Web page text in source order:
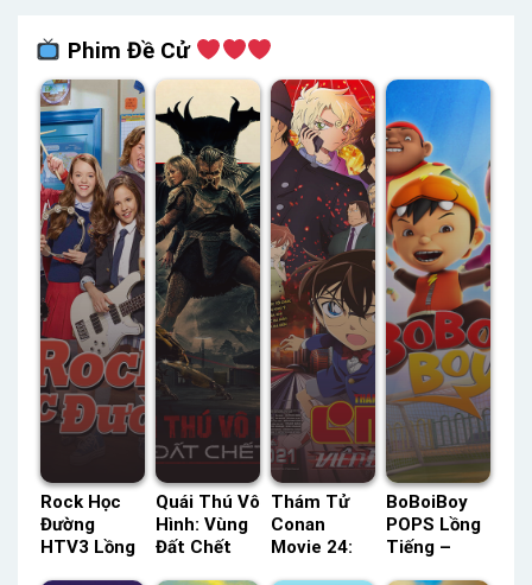
Phim Đề Cử
Rock Học
Đường
HTV3 Lồng
Quái Thú Vô
Hình: Vùng
Đất Chết
Thám Tử
Conan
Movie 24:
BoBoiBoy
POPS Lồng
Tiếng –